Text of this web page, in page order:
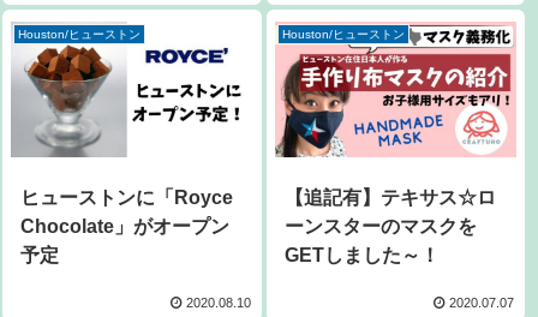
Houston/ヒューストン
ヒューストンに「Royce
Chocolate」がオープン
予定
2020.08.10
Houston/ヒューストン
【追記有】テキサス☆ロ
ーンスターのマスクを
GETしました～！
2020.07.07